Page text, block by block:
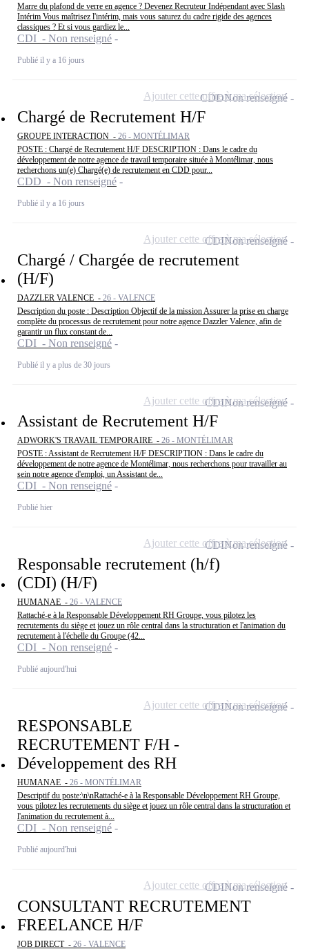
Marre du plafond de verre en agence ? Devenez Recruteur Indépendant avec Slash
Intérim Vous maîtrisez l'intérim, mais vous saturez du cadre rigide des agences
classiques ? Et si vous gardiez le...
CDI - Non renseigné
Publié il y a 16 jours
Chargé de Recrutement H/F
GROUPE INTERACTION - 26 - MONTÉLIMAR
POSTE : Chargé de Recrutement H/F DESCRIPTION : Dans le cadre du
développement de notre agence de travail temporaire située à Montélimar, nous
recherchons un(e) Chargé(e) de recrutement en CDD pour...
CDD - Non renseigné
Publié il y a 16 jours
CDDNon renseigné
Ajouter cette offre à ma sélection
Chargé / Chargée de recrutement
(H/F)
DAZZLER VALENCE - 26 - VALENCE
Description du poste : Description Objectif de la mission Assurer la prise en charge
complète du processus de recrutement pour notre agence Dazzler Valence, afin de
garantir un flux constant de...
CDI - Non renseigné
Publié il y a plus de 30 jours
CDINon renseigné
Ajouter cette offre à ma sélection
Assistant de Recrutement H/F
ADWORK'S TRAVAIL TEMPORAIRE - 26 - MONTÉLIMAR
POSTE : Assistant de Recrutement H/F DESCRIPTION : Dans le cadre du
développement de notre agence de Montélimar, nous recherchons pour travailler au
sein notre agence d'emploi, un Assistant de...
CDI - Non renseigné
Publié hier
CDINon renseigné
Ajouter cette offre à ma sélection
Responsable recrutement (h/f)
(CDI) (H/F)
HUMANAE - 26 - VALENCE
Rattaché-e à la Responsable Développement RH Groupe, vous pilotez les
recrutements du siège et jouez un rôle central dans la structuration et l'animation du
recrutement à l'échelle du Groupe (42...
CDI - Non renseigné
Publié aujourd'hui
CDINon renseigné
Ajouter cette offre à ma sélection
RESPONSABLE
RECRUTEMENT F/H -
Développement des RH
HUMANAE - 26 - MONTÉLIMAR
Descriptif du poste:\n\nRattaché-e à la Responsable Développement RH Groupe,
vous pilotez les recrutements du siège et jouez un rôle central dans la structuration et
l'animation du recrutement à...
CDI - Non renseigné
Publié aujourd'hui
CDINon renseigné
Ajouter cette offre à ma sélection
CONSULTANT RECRUTEMENT
FREELANCE H/F
JOB DIRECT - 26 - VALENCE
CDINon renseigné
Ajouter cette offre à ma sélection